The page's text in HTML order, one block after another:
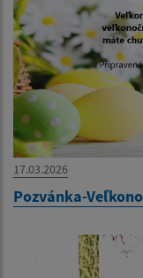
17.03.2026
Pozvánka-